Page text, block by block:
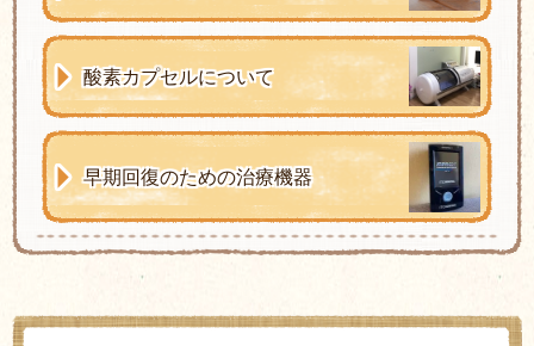
酸素カプセルについて
早期回復のための治療機器